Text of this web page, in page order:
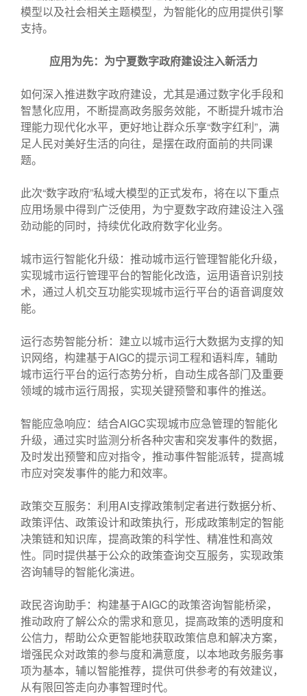
模型以及社会相关主题模型，为智能化的应用提供引擎
支持。
应用为先：为宁夏数字政府建设注入新活力
如何深入推进数字政府建设，尤其是通过数字化手段和
智慧化应用，不断提高政务服务效能，不断提升城市治
理能力现代化水平，更好地让群众乐享“数字红利”，满
足人民对美好生活的向往，是摆在政府面前的共同课
题。
此次“数字政府”私域大模型的正式发布，将在以下重点
应用场景中得到广泛使用，为宁夏数字政府建设注入强
劲动能的同时，持续优化政府数字化业务。
城市运行智能化升级：推动城市运行管理智能化升级，
实现城市运行管理平台的智能化改造，运用语音识别技
术，通过人机交互功能实现城市运行平台的语音调度效
能。
运行态势智能分析：建立以城市运行大数据为支撑的知
识网络，构建基于AIGC的提示词工程和语料库，辅助
城市运行平台的运行态势分析，自动生成各部门及重要
领域的城市运行周报，实现关键预警和事件的推送。
智能应急响应：结合AIGC实现城市应急管理的智能化
升级，通过实时监测分析各种灾害和突发事件的数据，
及时发出预警和应对指令，推动事件智能派转，提高城
市应对突发事件的能力和效率。
政策交互服务：利用AI支撑政策制定者进行数据分析、
政策评估、政策设计和政策执行，形成政策制定的智能
决策链和知识库，提高政策的科学性、精准性和高效
性。同时提供基于公众的政策查询交互服务，实现政策
咨询辅导的智能化演进。
政民咨询助手：构建基于AIGC的政策咨询智能桥梁，
推动政府了解公众的需求和意见，提高政策的透明度和
公信力，帮助公众更智能地获取政策信息和解决方案，
增强民众对政策的参与度和满意度，以本地政务服务事
项为基本，辅以智能推荐，提供可供参考的有效建议，
从有限回答走向办事智理时代。